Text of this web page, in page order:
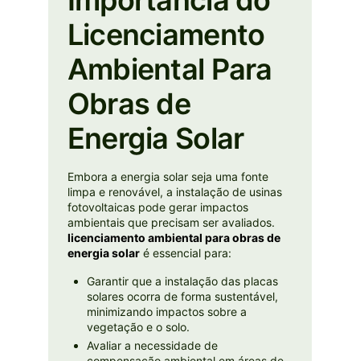
Licenciamento
Ambiental Para
Obras de
Energia Solar
Embora a energia solar seja uma fonte
limpa e renovável, a instalação de usinas
fotovoltaicas pode gerar impactos
ambientais que precisam ser avaliados.
licenciamento ambiental para obras de
energia solaré essencial para:
Garantir que a instalação das placas
solares ocorra de forma sustentável,
minimizando impactos sobre a
vegetação e o solo.
Avaliar a necessidade de